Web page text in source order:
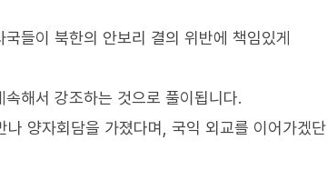
들이 북한의 안보리 결의 위반에 책임있게
해서 강조하는 것으로 풀이됩니다.
양자회담을 가졌다며, 국익 외교를 이어가겠단